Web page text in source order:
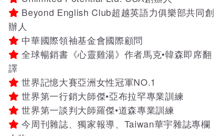
Beyond English Club超越英語力俱樂部共同創
辦人
中華國際領袖基金會國際顧問
全球暢銷書《心靈雞湯》作者馬克•韓森即席翻
譯
世界記憶大賽亞洲女性冠軍NO.1
世界第一行銷大師傑•亞布拉罕專業訓練
世界第一談判大師羅傑•道森專業訓練
今周刊雜誌、獨家報導、Taiwan華宇雜誌專欄